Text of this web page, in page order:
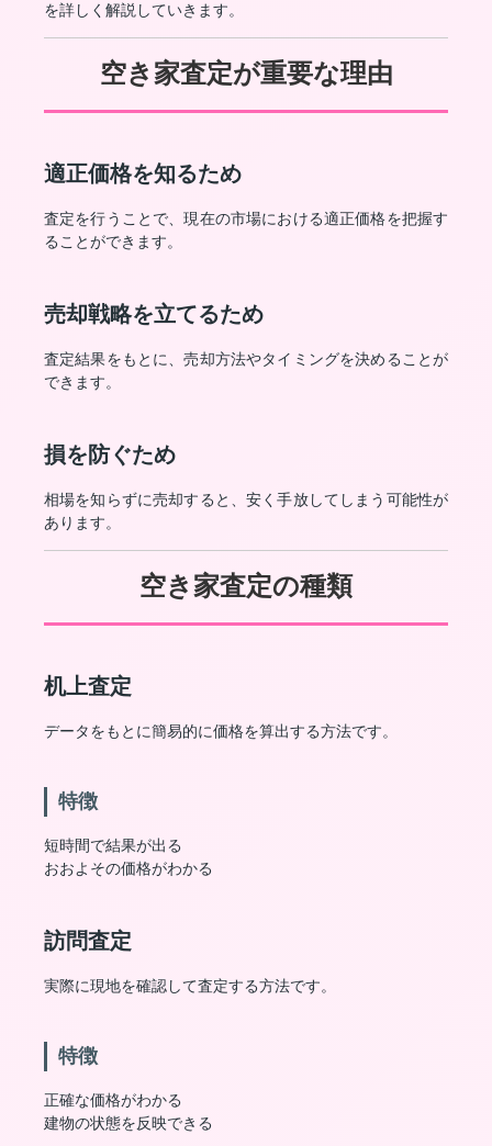
を詳しく解説していきます。
空き家査定が重要な理由
適正価格を知るため
査定を行うことで、現在の市場における適正価格を把握す
ることができます。
売却戦略を立てるため
査定結果をもとに、売却方法やタイミングを決めることが
できます。
損を防ぐため
相場を知らずに売却すると、安く手放してしまう可能性が
あります。
空き家査定の種類
机上査定
データをもとに簡易的に価格を算出する方法です。
特徴
短時間で結果が出る
おおよその価格がわかる
訪問査定
実際に現地を確認して査定する方法です。
特徴
正確な価格がわかる
建物の状態を反映できる